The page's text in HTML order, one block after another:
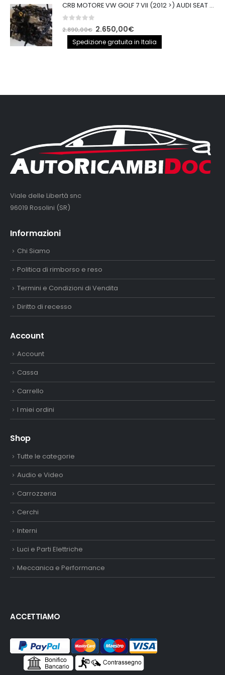
CRB MOTORE VW GOLF 7 VII (2012 >) AUDI SEAT 2.0TDI 150CV CRB IMPIANTO BOSCH
out of 5
2.890,00€ Il
prezzo
originale
2.650,00€Il
prezzo
attuale
Spedizione gratuita in Italia
Viale delle Libertà snc
96019 Rosolini (SR)
Informazioni
Chi Siamo
Politica di rimborso e reso
Termini e Condizioni di Vendita
Diritto di recesso
Account
Account
Cassa
Carrello
I miei ordini
Shop
Tutte le categorie
Audio e Video
Carrozzeria
Cerchi
Interni
Luci e Parti Elettriche
Meccanica e Performance
ACCETTIAMO